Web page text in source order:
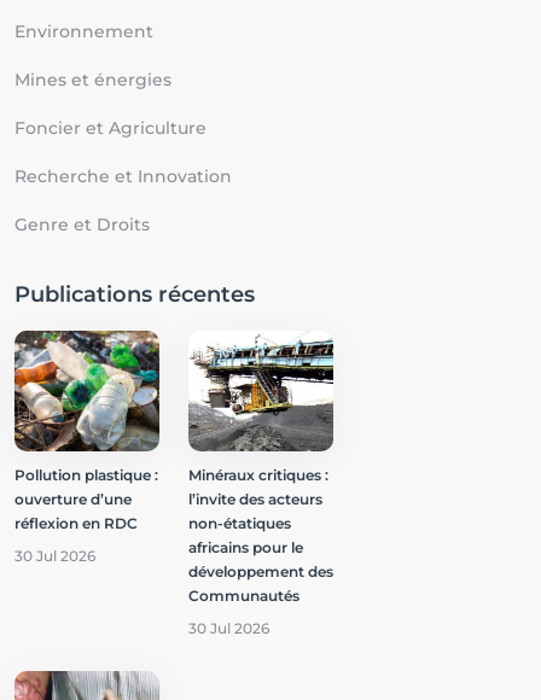
Environnement
Mines et énergies
Foncier et Agriculture
Recherche et Innovation
Genre et Droits
Publications récentes
Pollution plastique :
ouverture d’une
réflexion en RDC
30 Jul 2026
Minéraux critiques :
l’invite des acteurs
non-étatiques
africains pour le
développement des
Communautés
30 Jul 2026